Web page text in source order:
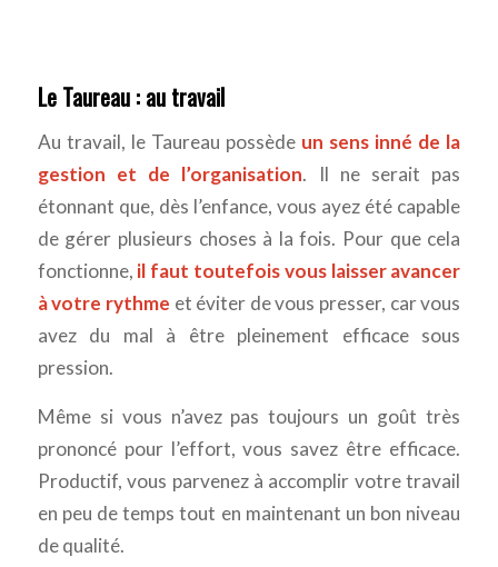
Le Taureau : au travail
Au travail, le Taureau possède un sens inné de la
gestion et de l’organisation. Il ne serait pas
étonnant que, dès l’enfance, vous ayez été capable
de gérer plusieurs choses à la fois. Pour que cela
fonctionne, il faut toutefois vous laisser avancer
à votre rythme et éviter de vous presser, car vous
avez du mal à être pleinement efficace sous
pression.
Même si vous n’avez pas toujours un goût très
prononcé pour l’effort, vous savez être efficace.
Productif, vous parvenez à accomplir votre travail
en peu de temps tout en maintenant un bon niveau
de qualité.